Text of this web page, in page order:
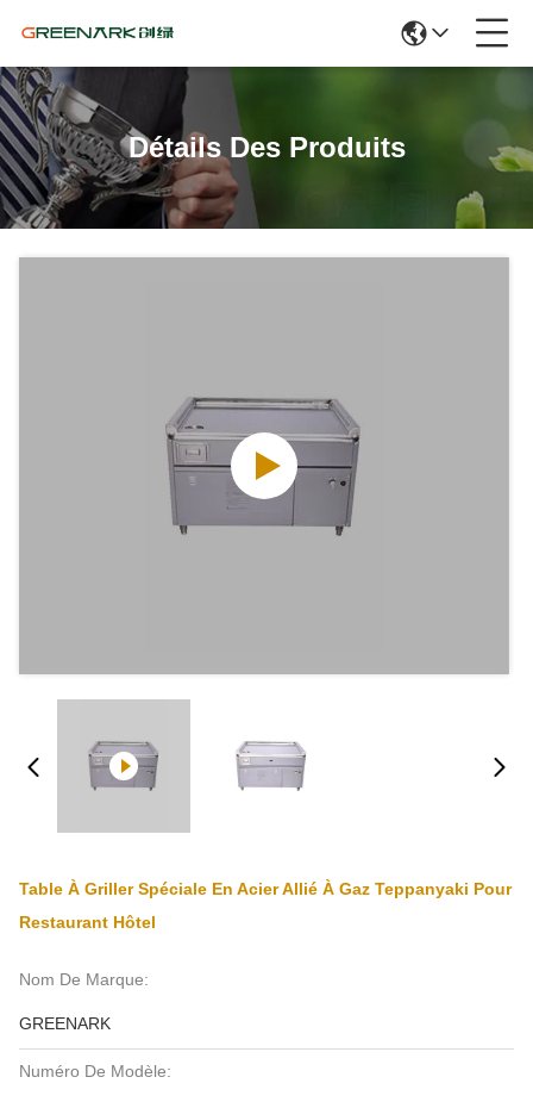
Détails Des Produits
Table À Griller Spéciale En Acier Allié À Gaz Teppanyaki Pour
Restaurant Hôtel
Nom De Marque:
GREENARK
Numéro De Modèle: